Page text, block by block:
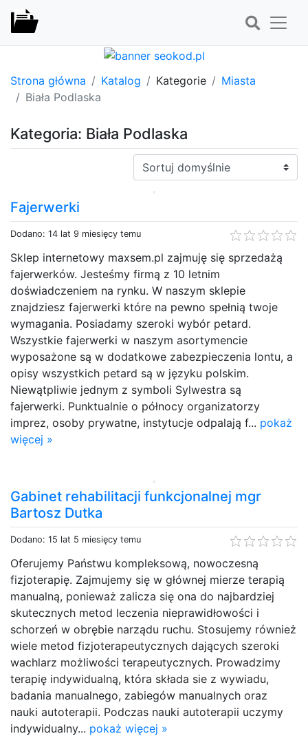
Strona główna Katalog Kategorie
Miasta
Biała Podlaska
Kategoria: Biała Podlaska
Sortuj:
Fajerwerki
Dodano: 14 lat 9 miesięcy temu
Sklep internetowy maxsem.pl zajmuję się sprzedażą
fajerwerków. Jesteśmy firmą z 10 letnim
doświadczeniem na rynku. W naszym sklepie
znajdziesz fajerwerki które na pewno spełnią twoje
wymagania. Posiadamy szeroki wybór petard.
Wszystkie fajerwerki w naszym asortymencie
wyposażone są w dodatkowe zabezpieczenia lontu, a
opisy wszystkich petard są w języku polskim.
Niewątpliwie jednym z symboli Sylwestra są
fajerwerki. Punktualnie o północy organizatorzy
imprez, osoby prywatne, instytucje odpalają f... pokaż
więcej »
Gabinet rehabilitacji funkcjonalnej mgr
Bartosz Dutka
Dodano: 15 lat 5 miesięcy temu
Oferujemy Państwu kompleksową, nowoczesną
fizjoterapię. Zajmujemy się w głównej mierze terapią
manualną, ponieważ zalicza się ona do najbardziej
skutecznych metod leczenia nieprawidłowości i
schorzeń w obrębie narządu ruchu. Stosujemy również
wiele metod fizjoterapeutycznych dających szeroki
wachlarz możliwości terapeutycznych. Prowadzimy
terapię indywidualną, która składa sie z wywiadu,
badania manualnego, zabiegów manualnych oraz
nauki autoterapii. Podczas nauki autoterapii uczymy
indywidualny... pokaż więcej »